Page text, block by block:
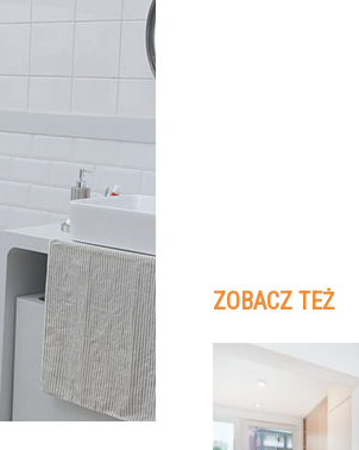
ZOBACZ TEŻ